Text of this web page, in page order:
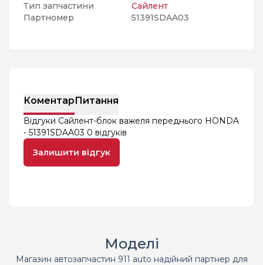
Тип запчастини
Сайлент
Партномер
51391SDAA03
КоментарПитання
Відгуки Сайлент-блок важеля переднього HONDA
- 51391SDAA03 0 відгуків
Залишити відгук
Моделі
Магазин автозапчастин 911 auto надійний партнер для